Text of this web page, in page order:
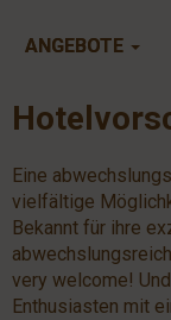
ANGEBOTE
Eine
vielfältige
Bekannt für ihre
very welcome!
Enthusiasten mit